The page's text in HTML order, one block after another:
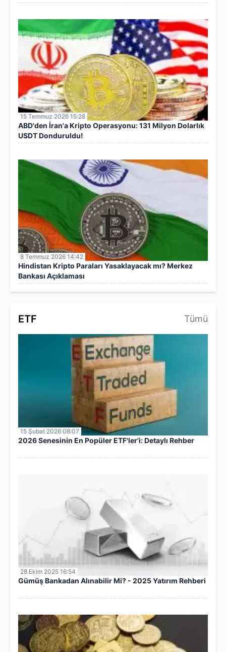
15 Temmuz 2026 15:28
ABD'den İran'a Kripto Operasyonu: 131 Milyon Dolarlık
USDT Donduruldu!
8 Temmuz 2026 14:42
Hindistan Kripto Paraları Yasaklayacak mı? Merkez
Bankası Açıklaması
ETF Tümü
15 Şubat 2026 08:07
2026 Senesinin En Popüler ETF'ler'i: Detaylı Rehber
28 Ekim 2025 16:54
Gümüş Bankadan Alınabilir Mi? - 2025 Yatırım Rehberi